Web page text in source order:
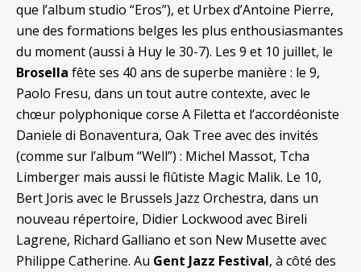
que l’album studio “Eros”), et Urbex d’Antoine Pierre,
une des formations belges les plus enthousiasmantes
du moment (aussi à Huy le 30-7). Les 9 et 10 juillet, le
Brosella fête ses 40 ans de superbe manière : le 9,
Paolo Fresu, dans un tout autre contexte, avec le
chœur polyphonique corse A Filetta et l’accordéoniste
Daniele di Bonaventura, Oak Tree avec des invités
(comme sur l’album “Well”) : Michel Massot, Tcha
Limberger mais aussi le flûtiste Magic Malik. Le 10,
Bert Joris avec le Brussels Jazz Orchestra, dans un
nouveau répertoire, Didier Lockwood avec Bireli
Lagrene, Richard Galliano et son New Musette avec
Philippe Catherine. Au Gent Jazz Festival, à côté des